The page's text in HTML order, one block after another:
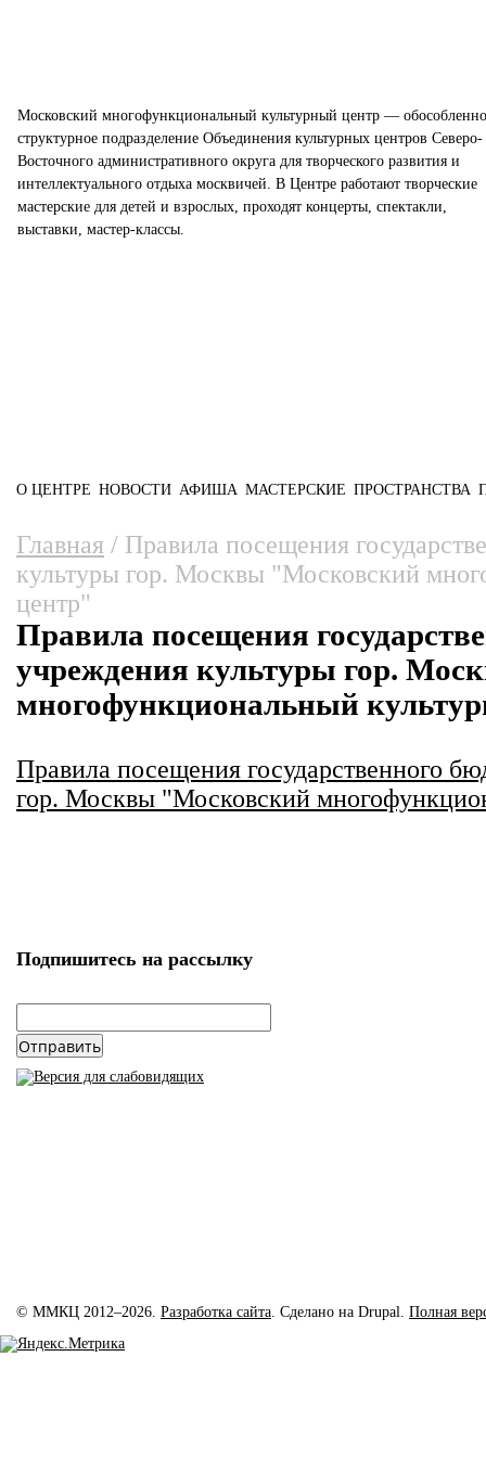
Московский многофункциональный культурный центр —
структурное подразделение Объединения культурных центров Северо-
Восточного административного округа для творческого развития и
интеллектуального отдыха москвичей. В Центре работают творческие
мастерские для детей и взрослых, проходят концерты, спектакли,
выставки, мастер-классы.
Главное меню
О ЦЕНТРЕ НОВОСТИ АФИША МАСТЕРСКИЕ ПРОСТРАНСТВА
Вы здесь
Главная / Правила посещения
культуры гор. Москвы "Московский
центр"
Правила посещения
учреждения культуры гор.
многофункциональный
Правила посещения государственного
гор. Москвы "Московский
Подпишитесь на рассылку
© ММКЦ 2012–2026. Разработка сайта. Сделано на Drupal. Полная